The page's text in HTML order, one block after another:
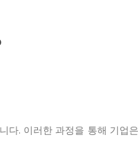
. 이러한 과정을 통해 기업